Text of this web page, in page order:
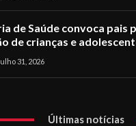
de Saúde convoca pais
de crianças e
31, 2026
Últimas notícias